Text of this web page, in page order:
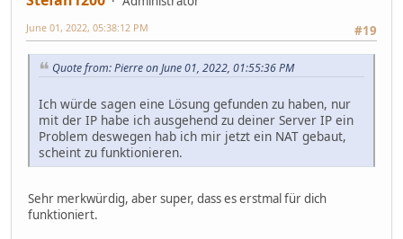
#19
June 01, 2022, 05:38:12 PM
Quote from: Pierre on June 01, 2022, 01:55:36 PM
Ich würde sagen eine Lösung gefunden zu haben, nur
mit der IP habe ich ausgehend zu deiner Server IP ein
Problem deswegen hab ich mir jetzt ein NAT gebaut,
scheint zu funktionieren.
Sehr merkwürdig, aber super, dass es erstmal für dich
funktioniert.